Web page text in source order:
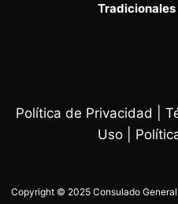
Tradicionales
Política de Privacidad
Uso|
Copyright © 2025 Consulado